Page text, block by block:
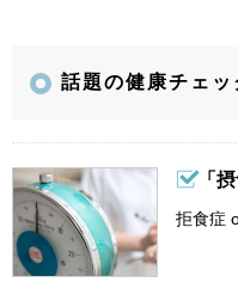
話題の健康チェッ
「
拒食症